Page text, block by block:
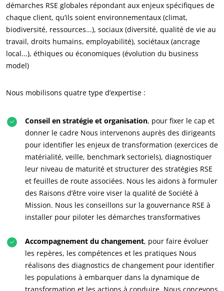
démarches RSE globales répondant aux enjeux spécifiques de
chaque client, qu’ils soient environnementaux (climat,
biodiversité, ressources...), sociaux (diversité, qualité de vie au
travail, droits humains, employabilité), sociétaux (ancrage
local...), éthiques ou économiques (évolution du business
model)
Nous mobilisons quatre type d’expertise :
Conseil en stratégie et organisation, pour fixer le cap et
donner le cadre Nous intervenons auprès des dirigeants
pour identifier les enjeux de transformation (exercices de
matérialité, veille, benchmark sectoriels), diagnostiquer
leur niveau de maturité et structurer des stratégies RSE
et feuilles de route associées. Nous les aidons à formuler
des Raisons d’être voire viser la qualité de Société à
Mission. Nous les conseillons sur la gouvernance RSE à
installer pour piloter les démarches transformatives
Accompagnement du changement, pour faire évoluer
les repères, les compétences et les pratiques Nous
réalisons des diagnostics de changement pour identifier
les populations à embarquer dans la dynamique de